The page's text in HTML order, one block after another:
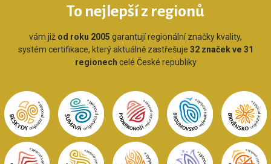
To nejlepší z regionů
vám již od roku 2005 garantují regionální značky kvality,
systém certifikace, který aktuálně zastřešuje 32 značek ve 31
regionech celé České republiky